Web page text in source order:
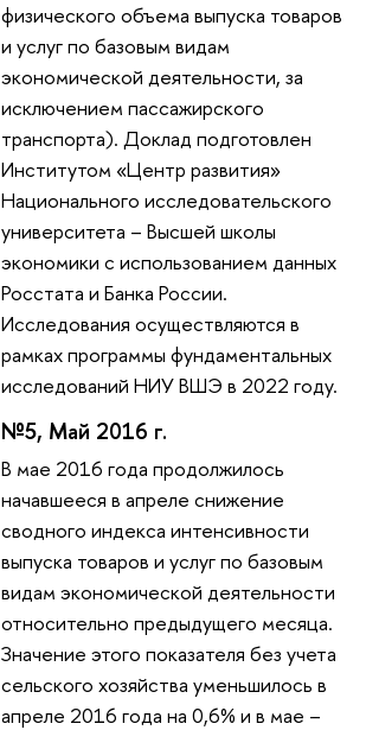
физического объема выпуска товаров
и услуг по базовым видам
экономической деятельности, за
исключением пассажирского
транспорта). Доклад подготовлен
Институтом «Центр развития»
Национального исследовательского
университета – Высшей школы
экономики с использованием данных
Росстата и Банка России.
Исследования осуществляются в
рамках программы фундаментальных
исследований НИУ ВШЭ в 2022 году.
№5, Май 2016 г.
В мае 2016 года продолжилось
начавшееся в апреле снижение
сводного индекса интенсивности
выпуска товаров и услуг по базовым
видам экономической деятельности
относительно предыдущего месяца.
Значение этого показателя без учета
сельского хозяйства уменьшилось в
апреле 2016 года на 0,6% и в мае –